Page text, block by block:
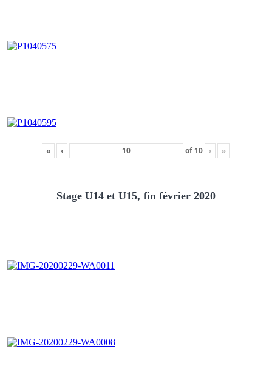
« ‹ of 10 › »
Stage U14 et U15, fin février 2020